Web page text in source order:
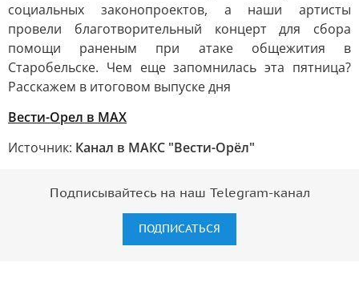
социальных законопроектов, а наши артисты
провели благотворительный концерт для сбора
помощи раненым при атаке общежития в
Старобельске. Чем еще запомнилась эта пятница?
Расскажем в итоговом выпуске дня
Вести-Орел в МАХ
Источник: Канал в МАКС "Вести-Орёл"
Подписывайтесь на наш Telegram-канал
ПОДПИСАТЬСЯ